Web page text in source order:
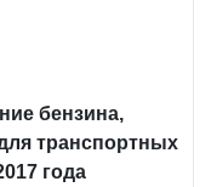
бензина,
транспортных
года